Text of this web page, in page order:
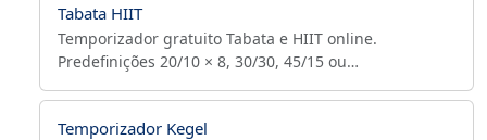
Tabata HIIT
Temporizador gratuito Tabata e HIIT online.
Predefinições 20/10 × 8, 30/30, 45/15 ou
rodadas. Roda no navegador.
Temporizador Kegel